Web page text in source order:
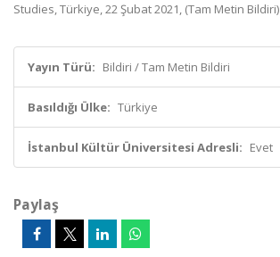
Studies, Türkiye, 22 Şubat 2021, (Tam Metin Bildiri)
Yayın Türü: Bildiri / Tam Metin Bildiri
Basıldığı Ülke: Türkiye
İstanbul Kültür Üniversitesi Adresli: Evet
Paylaş